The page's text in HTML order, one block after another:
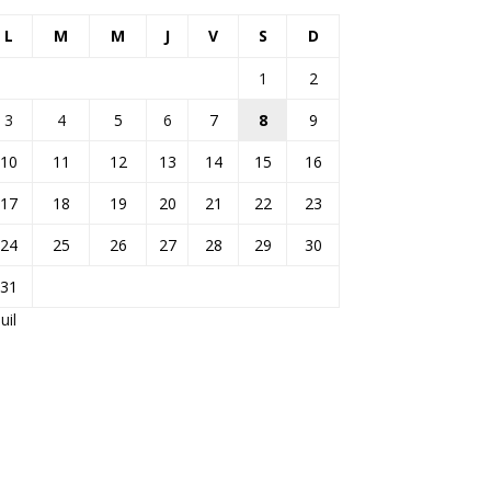
L M M J V S D
1
2
3
4 5 6 7 8
9
10
11 12 13 14 15
16
17
18 19 20 21 22
23
24
25 26 27 28 29
30
31